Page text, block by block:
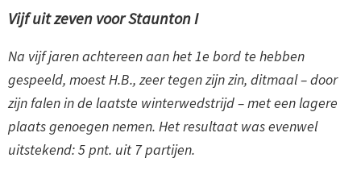
Vijf uit zeven voor Staunton I
Na vijf jaren achtereen aan het 1e bord te hebben
gespeeld, moest H.B., zeer tegen zijn zin, ditmaal – door
zijn falen in de laatste winterwedstrijd – met een lagere
plaats genoegen nemen. Het resultaat was evenwel
uitstekend: 5 pnt. uit 7 partijen.